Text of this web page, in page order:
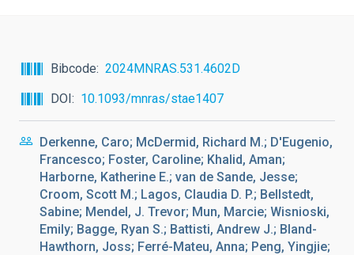
Bibcode
2024MNRAS.531.4602D
DOI
10.1093/mnras/stae1407
Derkenne, Caro; McDermid, Richard M.; D'Eugenio,
Francesco; Foster, Caroline; Khalid, Aman;
Harborne, Katherine E.; van de Sande, Jesse;
Croom, Scott M.; Lagos, Claudia D. P.; Bellstedt,
Sabine; Mendel, J. Trevor; Mun, Marcie; Wisnioski,
Emily; Bagge, Ryan S.; Battisti, Andrew J.; Bland-
Hawthorn, Joss; Ferré-Mateu, Anna; Peng, Yingjie;